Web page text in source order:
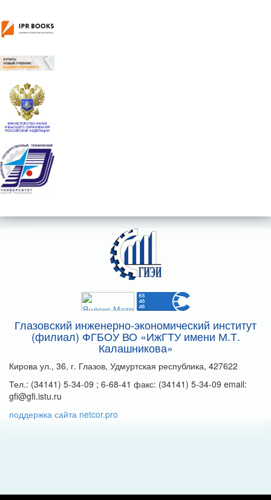
Глазовский инженерно-экономический институт
(филиал) ФГБОУ ВО «ИжГТУ имени М.Т.
Калашникова»
Кирова ул., 36, г. Глазов, Удмуртская республика, 427622
Тел.: (34141) 5-34-09 ; 6-68-41 факс: (34141) 5-34-09 email:
gfi@gfi.istu.ru
поддержка сайта netcor.pro